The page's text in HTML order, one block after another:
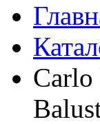
Carlo